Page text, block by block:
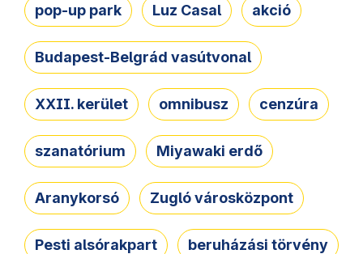
pop-up park Luz Casal akció
Budapest-Belgrád vasútvonal
XXII. kerület omnibusz cenzúra
szanatórium Miyawaki erdő
Aranykorsó Zugló városközpont
Pesti alsórakpart beruházási törvény